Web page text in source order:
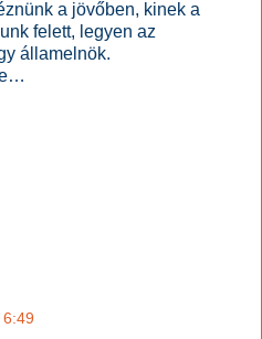
a jövőben, kinek a
felett, legyen az
államelnök.